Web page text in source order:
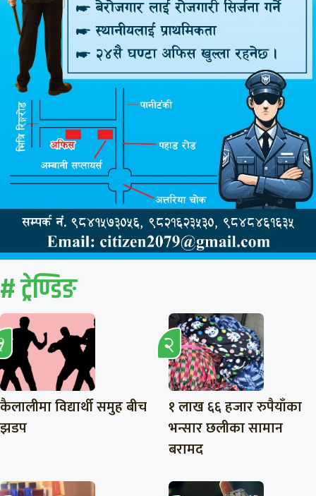
# ट्रेण्डिङ
कैलालीमा विद्यार्थी समुह बीच
झडप
१ लाख ६६ हजार रुपैयाँका
भन्सार छलीका सामान
बरामद